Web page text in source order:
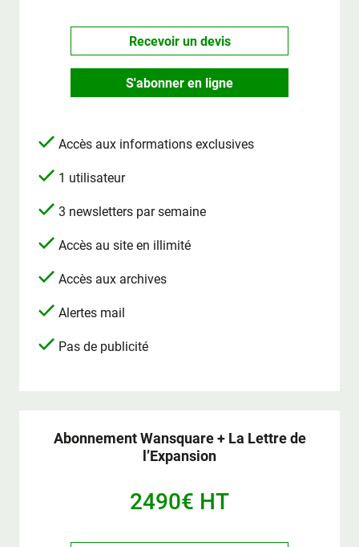
Recevoir un devis
S'abonner en ligne
Accès aux informations exclusives
1 utilisateur
3 newsletters par semaine
Accès au site en illimité
Accès aux archives
Alertes mail
Pas de publicité
Abonnement Wansquare + La Lettre de
l’Expansion
2490€ HT